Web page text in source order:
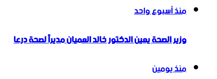
منذ أسبوع واحد
وزير الصحة يعين الدكتور خالد العميان مديراً لصحة درعا
منذ يومين